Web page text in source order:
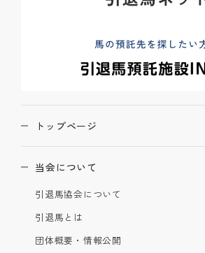
トップページ
当会について
引退馬協会について
引退馬とは
団体概要・情報公開